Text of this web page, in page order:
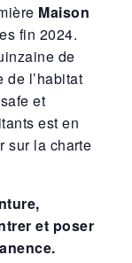
Maison
fin 2024.
de
l’habitat
et
est en
sur la charte
et poser